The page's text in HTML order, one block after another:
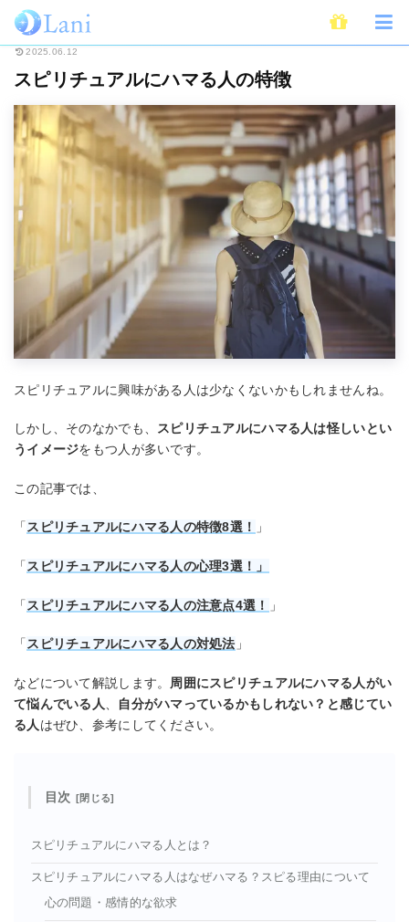
ホーム スピリチュアル
2025.06.12
スピリチュアルにハマる人の特徴
スピリチュアルに興味がある人は少なくないかもしれませんね。
しかし、そのなかでも、 スピリチュアルにハマる人は怪しいとい
うイメージをもつ人が多いです。
この記事では、
「スピリチュアルにハマる人の特徴8選！ 」
「 スピリチュアルにハマる人の心理3選！」
「スピリチュアルにハマる人の注意点4選！ 」
「 スピリチュアルにハマる人の対処法 」
などについて解説します。 周囲にスピリチュアルにハマる人がい
て悩んでいる人
自分がハマっているかもしれない？と感じてい
る人 はぜひ、参考にしてください。
目次
スピリチュアルにハマる人とは？
スピリチュアルにハマる人はなぜハマる？スピる理由について
心の問題・感情的な欲求